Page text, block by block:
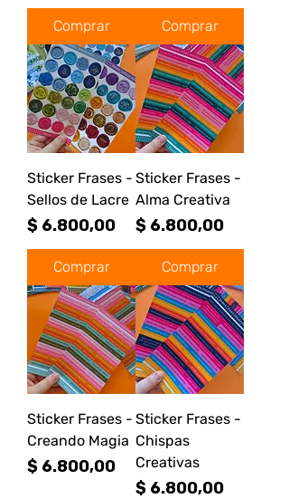
Comprar Comprar
Sticker Frases -
Sellos de Lacre
Precio
$ 6.800,00
Comprar
Sticker Frases -
Alma Creativa
Precio
$ 6.800,00
Comprar
Sticker Frases -
Creando Magia
Precio
$ 6.800,00
Sticker Frases -
Chispas
Creativas
Precio
$ 6.800,00